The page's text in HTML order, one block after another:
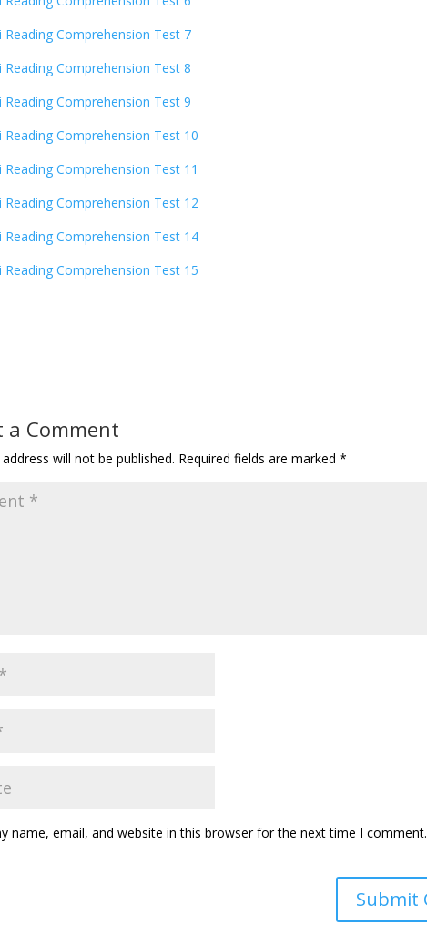
Reading Comprehension Test 7
Reading Comprehension Test 8
Reading Comprehension Test 9
Reading Comprehension Test 10
Reading Comprehension Test 11
Reading Comprehension Test 12
Reading Comprehension Test 14
Reading Comprehension Test 15
a Comment
will not be published. Required fields are marked*
name, email, and website in this browser for the next time I comment.